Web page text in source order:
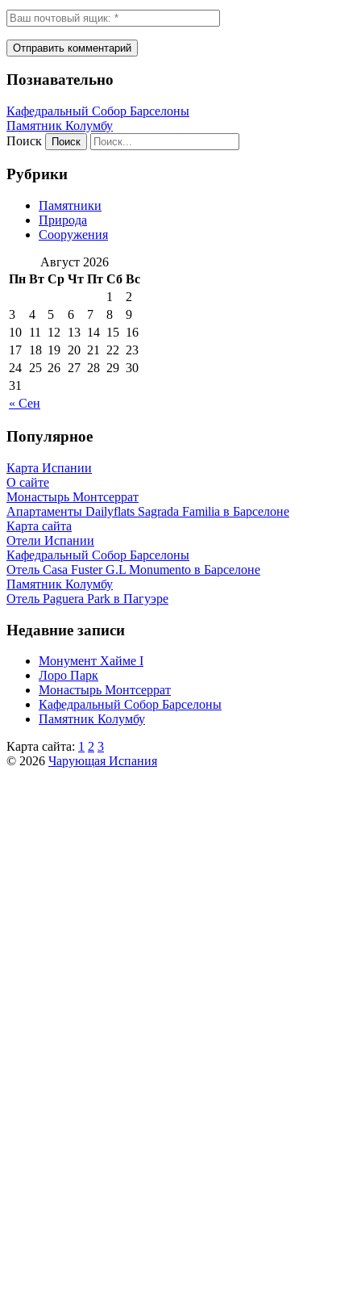
Познавательно
Кафeдрaльный Собор Барселоны
Пaмятник Колумбу
Поиск
Рубрики
Памятники
Природа
Сооружения
Август 2026
Пн Вт Ср Чт Пт Сб Вс
« Сен
1
2
3
4 5 6 7 8
9
10 11 12 13 14 15 16
17 18 19 20 21 22 23
24 25 26 27 28 29 30
31
Популярное
Карта Испании
О сайте
Монастырь Монтсеррат
Апартаменты Dailyflats Sagrada Familia в Барселоне
Карта сайта
Отели Испании
Кафeдрaльный Собор Барселоны
Отель Casa Fuster G.L Monumento в Барселоне
Пaмятник Колумбу
Отель Paguera Park в Пагуэре
Недавние записи
Монумент Хайме I
Лоро Парк
Монастырь Монтсеррат
Кафeдрaльный Собор Барселоны
Пaмятник Колумбу
Карта сайта: 1 2 3
© 2026 Чарующая Испания